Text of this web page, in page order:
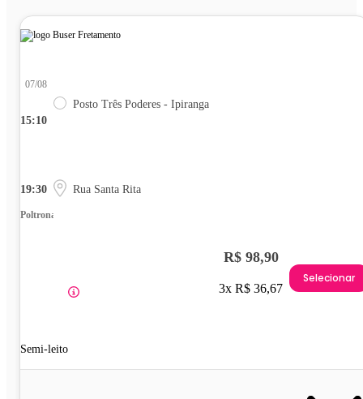
15:10
07/08
Posto Três Poderes - Ipiranga
19:30 Rua Santa Rita
Poltrona
Semi-leito
R$ 98,90
3x R$ 36,67
Selecionar